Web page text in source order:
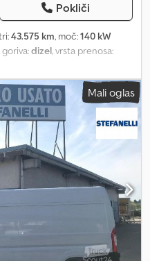
Pokliči
43.575 km, moč:140 kW
goriva:dizel, vrsta prenosa:
, skupna višina:2.950 mm,
Euro 6 , skupna masa: 3.500
centralno zaklepanje,
filter saj, garancija za
kopalnica
, NA VOLJO ZDAJ |
kilometri: 43.575 km |
opremljen za
med prostornostjo,
na to, ali načrtujete vikend
opremljeno vozilo,
potovalno izkušnjo! Zakaj
in udoben: Z dolžino 7 m,
dom na kolesih. * Zmogljiv in
Mali oglas